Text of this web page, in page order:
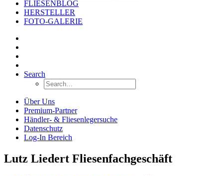
FLIESENBLOG
HERSTELLER
FOTO-GALERIE
Search
Über Uns
Premium-Partner
Händler- & Fliesenlegersuche
Datenschutz
Log-In Bereich
Lutz Liedert Fliesenfachgeschäft